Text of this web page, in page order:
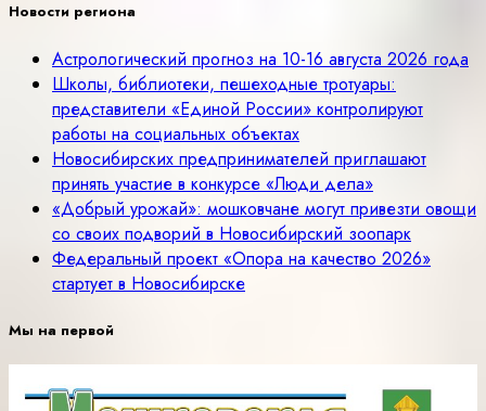
Новости региона
Астрологический прогноз на 10-16 августа 2026 года
Школы, библиотеки, пешеходные тротуары:
представители «Единой России» контролируют
работы на социальных объектах
Новосибирских предпринимателей приглашают
принять участие в конкурсе «Люди дела»
«Добрый урожай»: мошковчане могут привезти овощи
со своих подворий в Новосибирский зоопарк
Федеральный проект «Опора на качество 2026»
стартует в Новосибирске
Мы на первой